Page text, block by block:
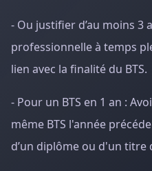
- Ou justifier d’au moins 3
professionnelle à temps
lien avec la finalité du BTS.
- Pour un BTS en 1 an :
même BTS l'année
d’un diplôme ou d'un titre